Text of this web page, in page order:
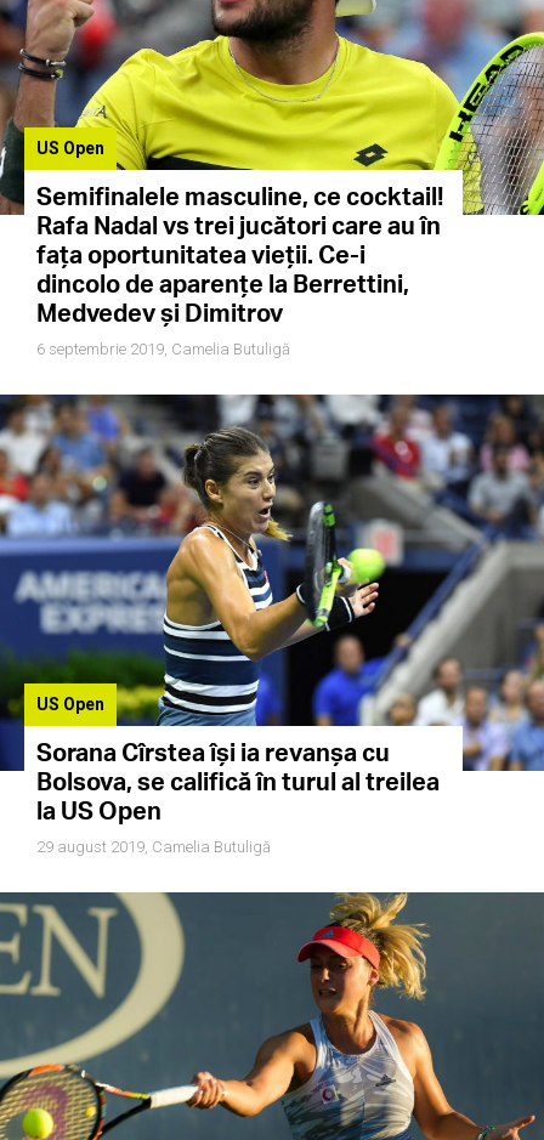
US Open
Semifinalele masculine, ce cocktail!
Rafa Nadal vs trei jucători care au în
fața oportunitatea vieții. Ce-i
dincolo de aparențe la Berrettini,
Medvedev și Dimitrov
6 septembrie 2019, Camelia Butuligă
US Open
Sorana Cîrstea își ia revanșa cu
Bolsova, se califică în turul al treilea
la US Open
29 august 2019, Camelia Butuligă